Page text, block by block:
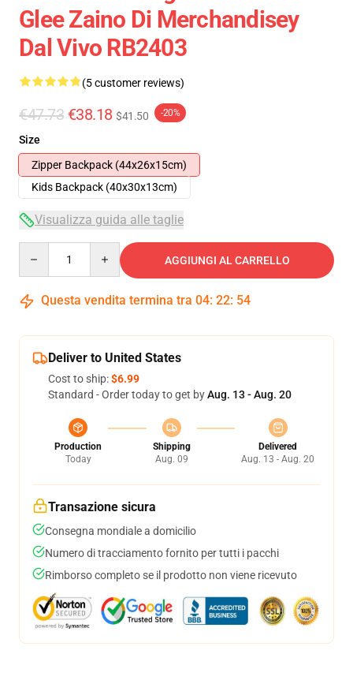
Glee Zaino Di Merchandisey
Dal Vivo RB2403
(5 customer reviews)
€47.73 €38.18 $41.50 -20%
Size
Zipper Backpack (44x26x15cm)
Kids Backpack (40x30x13cm)
Visualizza guida alle taglie
AGGIUNGI AL CARRELLO
Questa vendita termina tra 04: 22: 53
Deliver to United States
Cost to ship:$6.99
Standard - Order today to get byAug. 13 - Aug. 20
Production
Today
Shipping
Aug. 09
Delivered
Aug. 13 - Aug. 20
Transazione sicura
Consegna mondiale a domicilio
Numero di tracciamento fornito per tutti i pacchi
Rimborso completo se il prodotto non viene ricevuto